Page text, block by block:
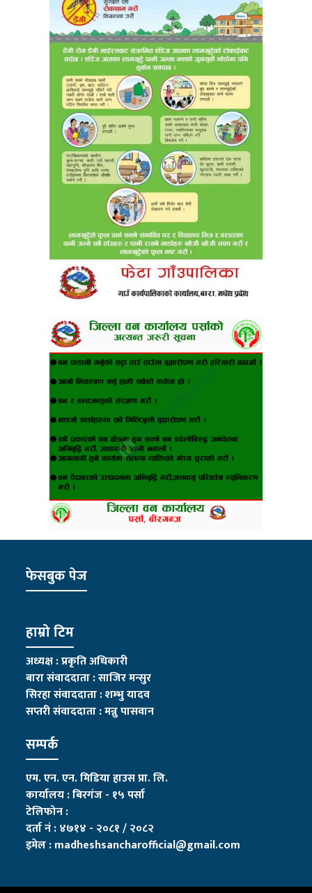
फेसबुक पेज
हाम्रो टिम
अध्यक्ष : प्रकृति अधिकारी
बारा संवाददाता : साजिर मन्सुर
सिरहा संवाददाता : शम्भु यादव
सप्तरी संवाददाता:मन्नु पासवान
सम्पर्क
एम. एन. एन. मिडिया हाउस प्रा. लि.
कार्यालय : बिरगंज - १५ पर्सा
टेलिफोन :
दर्ता नं : ४७१४ - २०८१ / २०८२
इमेल :madheshsancharofficial@gmail.com